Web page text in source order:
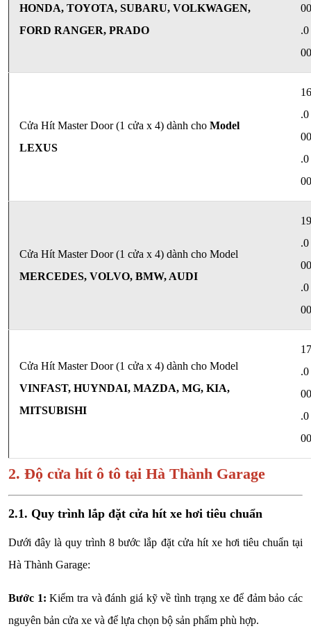
HONDA, TOYOTA, SUBARU, VOLKWAGEN,
FORD RANGER, PRADO
00
.0
00
Cửa Hít Master Door (1 cửa x 4) dành cho Model
LEXUS
16
.0
00
.0
00
Cửa Hít Master Door (1 cửa x 4) dành cho Model
MERCEDES, VOLVO, BMW, AUDI
19
.0
00
.0
00
Cửa Hít Master Door (1 cửa x 4) dành cho Model
VINFAST, HUYNDAI, MAZDA, MG, KIA,
MITSUBISHI
17
.0
00
.0
00
2. Độ cửa hít ô tô tại Hà Thành Garage
2.1. Quy trình lắp đặt cửa hít xe hơi tiêu chuẩn
Dưới đây là quy trình 8 bước lắp đặt cửa hít xe hơi tiêu chuẩn tại
Hà Thành Garage:
Bước 1: Kiểm tra và đánh giá kỹ về tình trạng xe để đảm bảo các
nguyên bản cửa xe và để lựa chọn bộ sản phẩm phù hợp.